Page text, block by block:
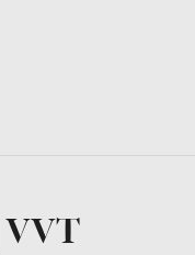
VVT